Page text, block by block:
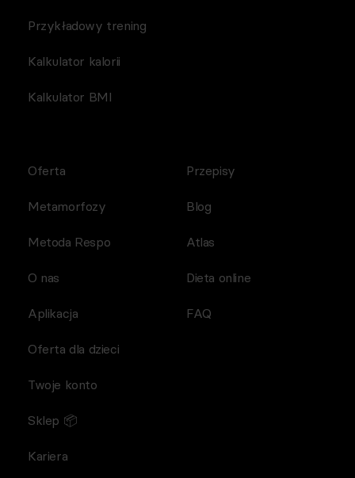
Przykładowy trening
Kalkulator kalorii
Kalkulator BMI
Oferta
Metamorfozy
Metoda Respo
O nas
Aplikacja
Przepisy
Blog
Atlas
Dieta online
FAQ
Oferta dla dzieci
Twoje konto
Sklep 📦
Kariera